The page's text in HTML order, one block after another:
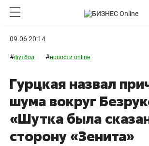
09.06 20:14
#футбол #новости online
Гурцкая назвал
шума вокруг
«Шутка была
сторону «Зенита»